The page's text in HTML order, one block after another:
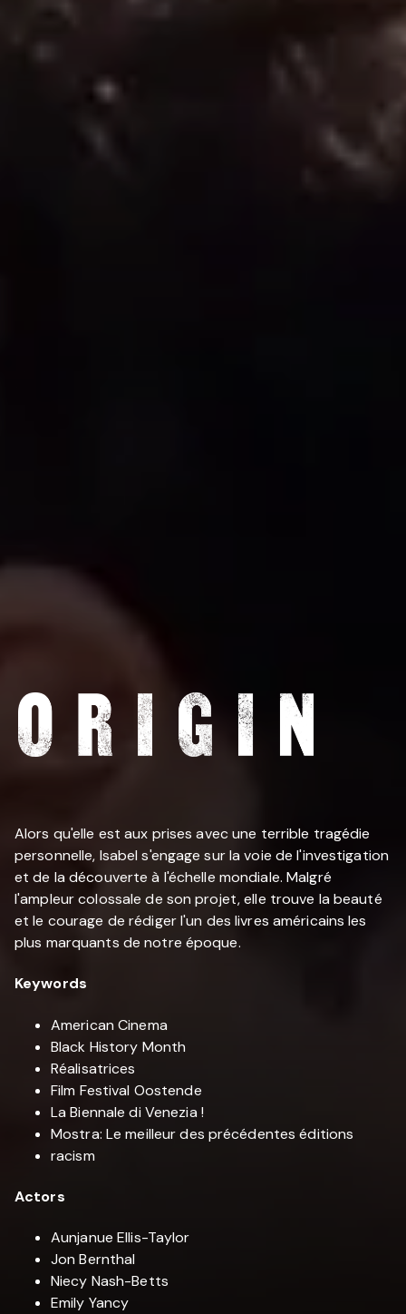
Alors qu'elle est aux prises avec une terrible tragédie
personnelle, Isabel s'engage sur la voie de l'investigation
et de la découverte à l'échelle mondiale. Malgré
l'ampleur colossale de son projet, elle trouve la beauté
et le courage de rédiger l'un des livres américains les
plus marquants de notre époque.
Keywords
American Cinema
Black History Month
Réalisatrices
Film Festival Oostende
La Biennale di Venezia !
Mostra: Le meilleur des précédentes éditions
racism
Actors
Aunjanue Ellis-Taylor
Jon Bernthal
Niecy Nash-Betts
Emily Yancy